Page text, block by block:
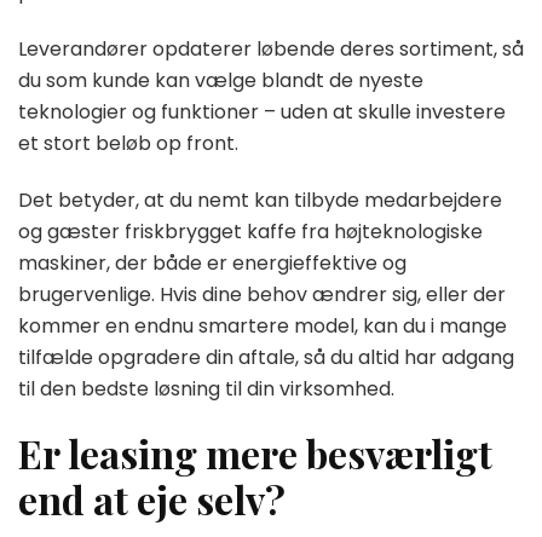
Leverandører opdaterer løbende deres sortiment, så
du som kunde kan vælge blandt de nyeste
teknologier og funktioner – uden at skulle investere
et stort beløb op front.
Det betyder, at du nemt kan tilbyde medarbejdere
og gæster friskbrygget kaffe fra højteknologiske
maskiner, der både er energieffektive og
brugervenlige. Hvis dine behov ændrer sig, eller der
kommer en endnu smartere model, kan du i mange
tilfælde opgradere din aftale, så du altid har adgang
til den bedste løsning til din virksomhed.
Er leasing mere besværligt
end at eje selv?